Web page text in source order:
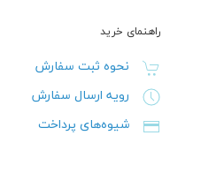
راهنمای خرید
نحوه ثبت سفارش
رویه ارسال سفارش
شیوه‌های پرداخت